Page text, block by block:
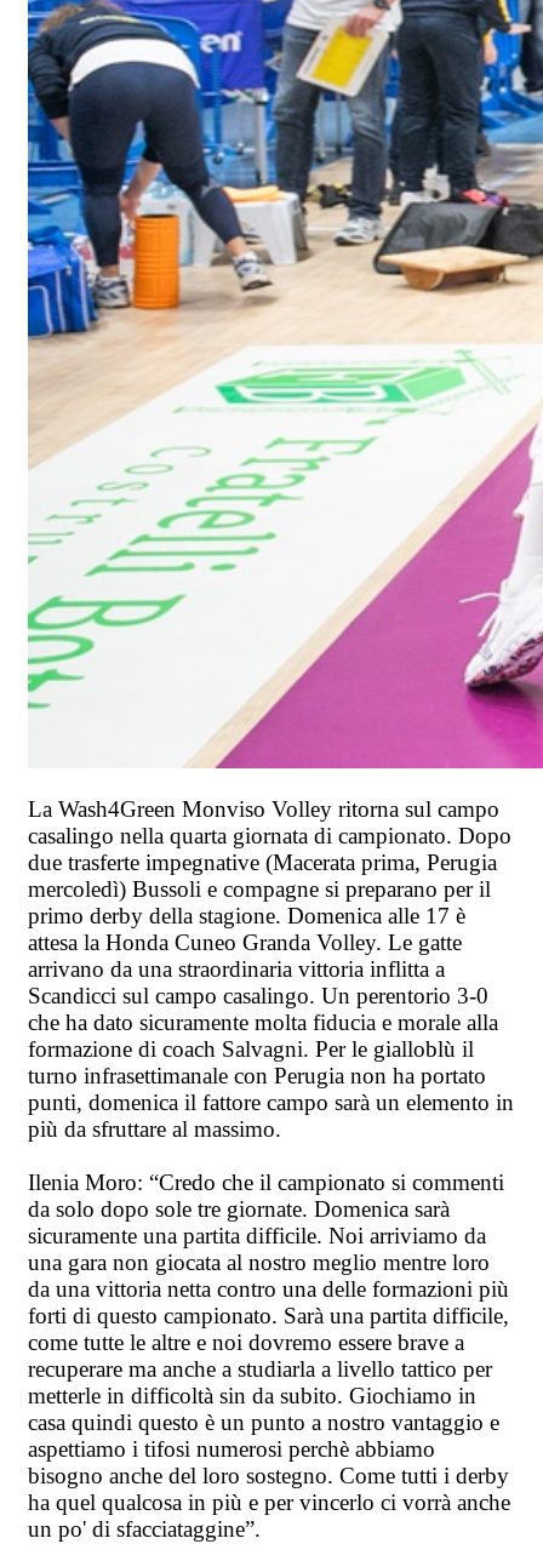
La Wash4Green Monviso Volley ritorna sul campo
casalingo nella quarta giornata di campionato. Dopo
due trasferte impegnative (Macerata prima, Perugia
mercoledì) Bussoli e compagne si preparano per il
primo derby della stagione. Domenica alle 17 è
attesa la Honda Cuneo Granda Volley. Le gatte
arrivano da una straordinaria vittoria inflitta a
Scandicci sul campo casalingo. Un perentorio 3-0
che ha dato sicuramente molta fiducia e morale alla
formazione di coach Salvagni. Per le gialloblù il
turno infrasettimanale con Perugia non ha portato
punti, domenica il fattore campo sarà un elemento in
più da sfruttare al massimo.
Ilenia Moro: “Credo che il campionato si commenti
da solo dopo sole tre giornate. Domenica sarà
sicuramente una partita difficile. Noi arriviamo da
una gara non giocata al nostro meglio mentre loro
da una vittoria netta contro una delle formazioni più
forti di questo campionato. Sarà una partita difficile,
come tutte le altre e noi dovremo essere brave a
recuperare ma anche a studiarla a livello tattico per
metterle in difficoltà sin da subito. Giochiamo in
casa quindi questo è un punto a nostro vantaggio e
aspettiamo i tifosi numerosi perchè abbiamo
bisogno anche del loro sostegno. Come tutti i derby
ha quel qualcosa in più e per vincerlo ci vorrà anche
un po' di sfacciataggine”.